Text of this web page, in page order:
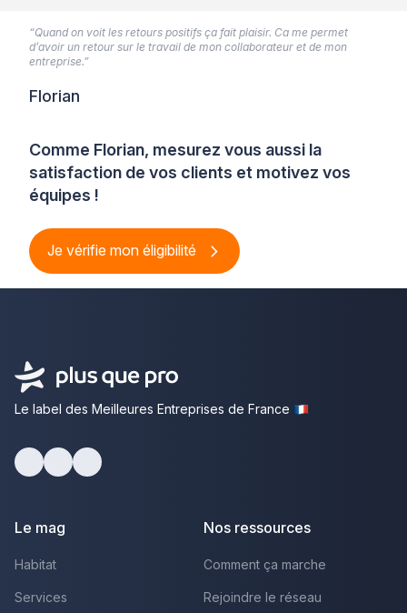
Comme Florian, mesurez vous aussi la
satisfaction de vos clients et motivez vos
équipes !
Je vérifie mon éligibilité
“Quand on voit les retours positifs ça fait plaisir. Ca me permet
d’avoir un retour sur le travail de mon collaborateur et de mon
entreprise.”
Florian
Le label des Meilleures Entreprises de France
Le mag
Habitat
Services
Nos ressources
Comment ça marche
Rejoindre le réseau